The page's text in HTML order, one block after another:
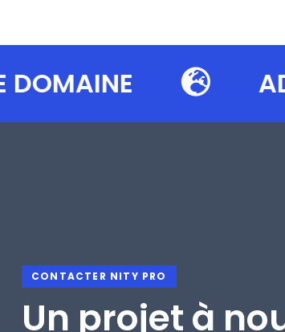
CONTACTER NITY PRO
Un projet à